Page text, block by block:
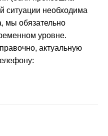
ситуации необходима
мы обязательно
уровне.
актуальную